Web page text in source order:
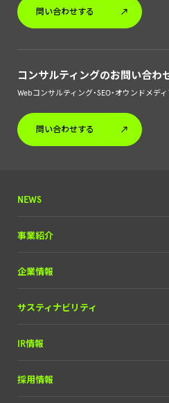
問い合わせする
コンサルティングのお問い合わ
Webコンサルティング・SEO・オウンドメデ
問い合わせする
NEWS
プレスリリース
掲載実績
事業紹介
DX＆マーケティング
メディア＆ソリューション
企業情報
理念と経営方針
会社概要
サスティナビリティ
IR情報
IRライブラリー
採用情報